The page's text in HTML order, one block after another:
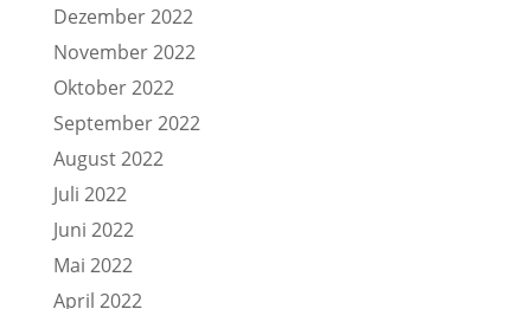
Dezember 2022
November 2022
Oktober 2022
September 2022
August 2022
Juli 2022
Juni 2022
Mai 2022
April 2022